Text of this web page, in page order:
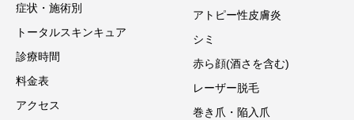
症状・施術別
トータルスキンキュア
診療時間
料金表
アクセス
アトピー性皮膚炎
シミ
赤ら顔(酒さを含む)
レーザー脱毛
巻き爪・陥入爪